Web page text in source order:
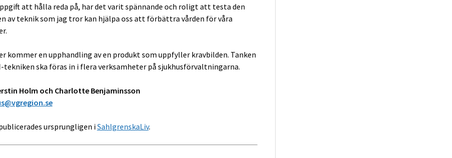
att hålla reda på, har det varit spännande och roligt att testa den
av teknik som jag tror kan hjälpa oss att förbättra vården för våra
kommer en upphandling av en produkt som uppfyller kravbilden. Tanken
tekniken ska föras in i flera verksamheter på sjukhusförvaltningarna.
Holm och Charlotte Benjaminsson
ursprungligen iSahlgrenskaLiv.